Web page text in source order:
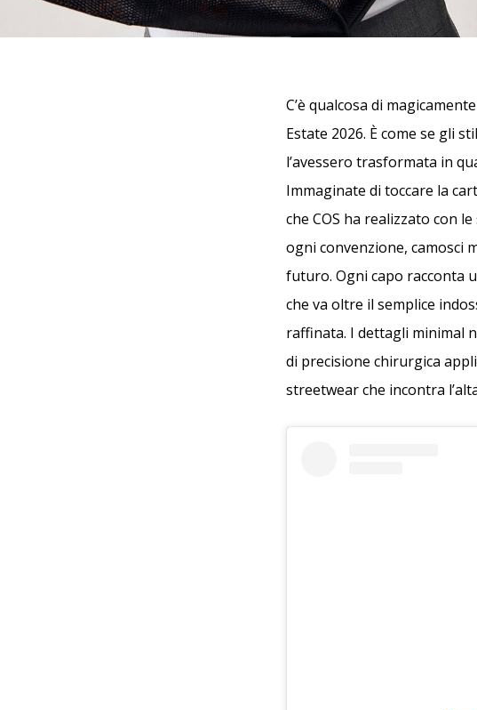
C’è qualcosa di
Estate 2026. È come se gli
l’avessero trasformata in
Immaginate di toccare la
che COS ha realizzato con
ogni convenzione, camosci
futuro. Ogni capo racconta
che va oltre il semplice
raffinata. I dettagli minimal
di precisione chirurgica
streetwear che incontra